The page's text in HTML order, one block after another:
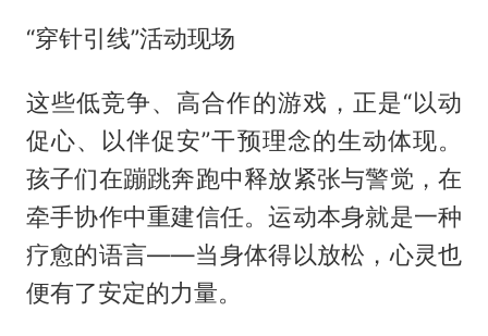
“穿针引线”活动现场
这些低竞争、高合作的游戏，正是“以动
促心、以伴促安”干预理念的生动体现。
孩子们在蹦跳奔跑中释放紧张与警觉，在
牵手协作中重建信任。运动本身就是一种
疗愈的语言——当身体得以放松，心灵也
便有了安定的力量。